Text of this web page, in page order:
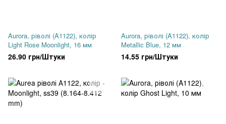
Aurora, ріволі (A1122), колір
Light Rose Moonlight, 16 мм
26.90 грн/Штуки
Aurora, ріволі (A1122), колір
Metallic Blue, 12 мм
14.55 грн/Штуки